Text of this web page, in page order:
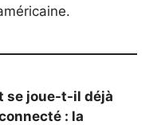
se joue-t-il déjà
: la